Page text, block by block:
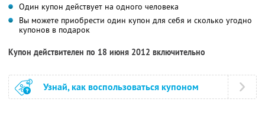
Один купон действует на одного человека
Вы можете приобрести один купон для себя и сколько угодно
купонов в подарок
Купон действителен по 18 июня 2012 включительно
Узнай, как воспользоваться купоном